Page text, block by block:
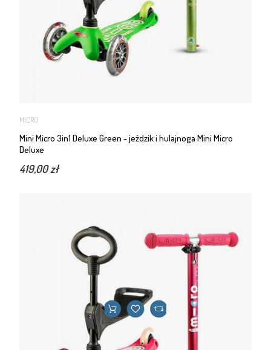
MICRO
Mini Micro 3in1 Deluxe Green - jeździk i hulajnoga Mini Micro
Deluxe
419,00 zł